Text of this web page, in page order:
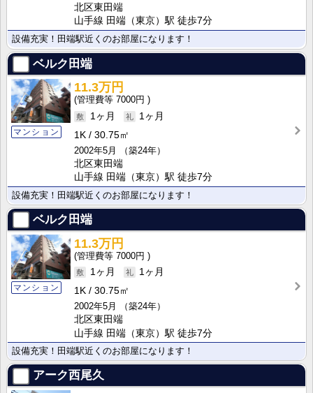
北区東田端
山手線 田端（東京）駅 徒歩7分
設備充実！田端駅近くのお部屋になります！
ベルク田端
マンション
11.3万円
7000円
1ヶ月
1ヶ月
1K
30.75㎡
2002年5月
（築24年）
北区東田端
山手線 田端（東京）駅 徒歩7分
設備充実！田端駅近くのお部屋になります！
ベルク田端
マンション
11.3万円
7000円
1ヶ月
1ヶ月
1K
30.75㎡
2002年5月
（築24年）
北区東田端
山手線 田端（東京）駅 徒歩7分
設備充実！田端駅近くのお部屋になります！
アーク西尾久